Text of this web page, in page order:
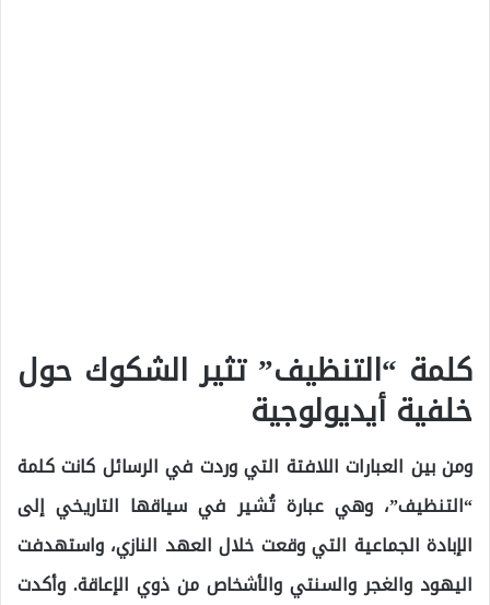
كلمة “التنظيف” تثير الشكوك حول
خلفية أيديولوجية
ومن بين العبارات اللافتة التي وردت في الرسائل كانت كلمة
“التنظيف”، وهي عبارة تُشير في سياقها التاريخي إلى
الإبادة الجماعية التي وقعت خلال العهد النازي، واستهدفت
اليهود والغجر والسنتي والأشخاص من ذوي الإعاقة. وأكدت